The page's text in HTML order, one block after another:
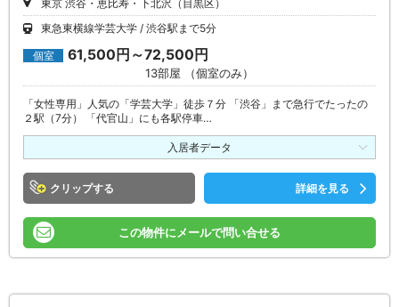
東京 渋谷・恵比寿・下北沢（目黒区）
東急東横線学芸大学
渋谷駅まで5分
個室 61,500円～72,500円
13部屋 （個室のみ）
「女性専用」人気の「学芸大学」徒歩７分 「渋谷」まで急行でたったの
２駅（7分） 「代官山」にも各駅停車…
入居者データ
クリップ 詳細を見る
この物件にメールで問い合せる